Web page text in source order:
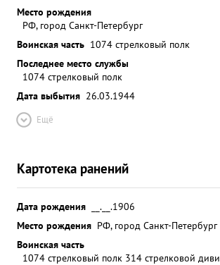
Место рождения
РФ, город Санкт-Петербург
Воинская часть 1074 стрелковый полк
Последнее место службы
1074 стрелковый полк
Дата выбытия 26.03.1944
Ещё
Картотека ранений
Дата рождения
__.__.1906
Место рождения РФ, город Санкт-Петербург
Воинская часть
1074 стрелковый полк 314 стрелковой